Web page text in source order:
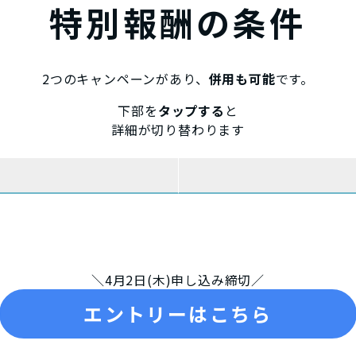
特別報酬の条件
2つのキャンペーンがあり、 併用も可能です。
下部をタップする と
詳細が切り替わります
＼4月2日(木)申し込み締切／
エントリーはこちら